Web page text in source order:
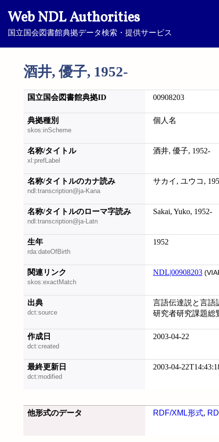
Web NDL Authorities
国立国会図書館典拠データ検索・提供サービス
酒井, 優子, 1952-
国立国会図書館典拠ID 00908203
典拠種別
skos:inScheme
個人名
名称/タイトル
xl:prefLabel
酒井, 優子, 1952-
名称/タイトルのカナ読み
ndl:transcription@ja-Kana
サカイ, ユウコ,
名称/タイトルのローマ字読み
ndl:transcription@ja-Latn
Sakai, Yuko, 1952-
生年
rda:dateOfBirth
1952
関連リンク
skos:exactMatch
NDL|00908203
出典
dct:source
言語伝達説と言語
研究者研究課題総
作成日
dct:created
2003-04-22
最終更新日
dct:modified
2003-04-
他形式のデータ RDF/XML形式,